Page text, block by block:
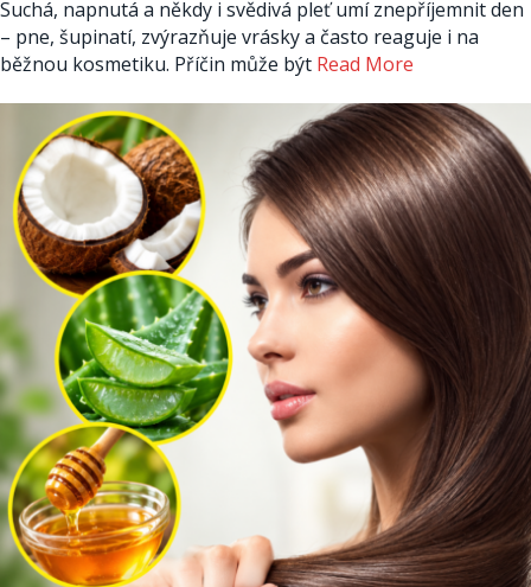
Suchá, napnutá a někdy i svědivá pleť umí znepříjemnit den
– pne, šupinatí, zvýrazňuje vrásky a často reaguje i na
běžnou kosmetiku. Příčin může být Read More